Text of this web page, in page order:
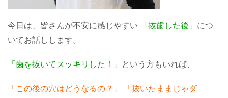
今日は、皆さんが不安に感じやすい 「抜歯した後」 につ
いてお話しします。
「歯を抜いてスッキリした！」 という方もいれば、
「この後の穴はどうなるの？」
「抜いたままじゃダ